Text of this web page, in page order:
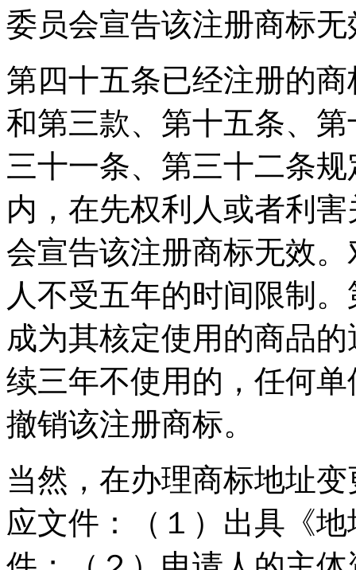
委员会宣告该注册商标无
第四十五条已经注册的
和第三款、第十五条、
三十一条、第三十二条
内，在先权利人或者利
会宣告该注册商标无效
人不受五年的时间限制
成为其核定使用的商品
续三年不使用的，任何
撤销该注册商标。
当然，在办理商标地址
应文件：（１）出具《